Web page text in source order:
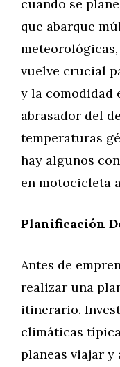
cuando se
que abarque
vuelve crucial
y la comodidad
abrasador del
temperaturas
hay algunos
en motocicleta
Planificación
Antes de
realizar una
itinerario.
climáticas
planeas viajar